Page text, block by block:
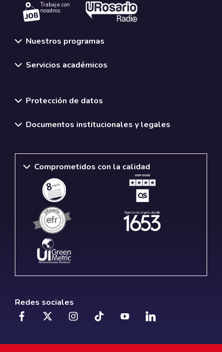
Trabaja con
nosotros.
Nuestros programas
Servicios académicos
Protección de datos
Documentos institucionales y legales
Comprometidos con la calidad
Redes sociales